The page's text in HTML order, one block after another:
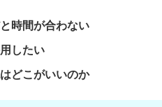
時間が合わない
したい
どこがいいのか